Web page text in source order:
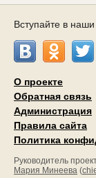
Вступайте в
О проекте
Обратная связь
Администрация
Правила сайта
Политика
Руководитель
Мария Минеева (